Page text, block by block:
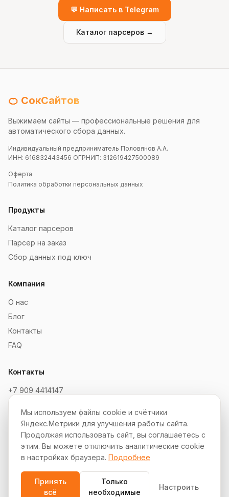
💬 Написать в Telegram
Каталог парсеров →
🍊 СокСайтов
Выжимаем сайты — профессиональные решения для
автоматического сбора данных.
Индивидуальный предприниматель Половянов А.А.
ИНН: 616832443456 ОГРНИП: 312619427500089
Оферта
Политика обработки персональных данных
Продукты
Каталог парсеров
Парсер на заказ
Сбор данных под ключ
Компания
О нас
Блог
Контакты
FAQ
Контакты
+7 909 4414147
Telegram: @SokSaitov_bot
Пн–Пт, 10:00–19:00
Партнёрская программа
© 2012–2026 СокСайтов. Все права защищены.
Мы используем файлы cookie и счётчики
Яндекс.Метрики для улучшения работы сайта.
Продолжая использовать сайт, вы соглашаетесь с
этим. Вы можете отключить аналитические cookie
в настройках браузера. Подробнее
Принять
всё
Только
необходимые
Настроить